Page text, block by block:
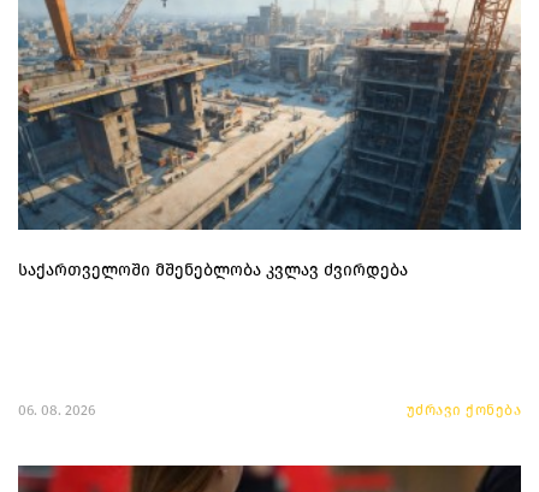
საქართველოში მშენებლობა კვლავ ძვირდება
06. 08. 2026 უძრავი ქონება